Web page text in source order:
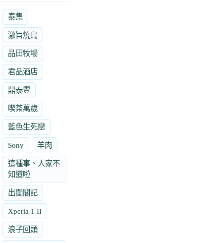
泰集
激旨燒鳥
品田牧場
君品酒店
鼎泰豐
喫茶萬歲
藍色生死戀
Sony 羊肉
這種事、人家不
知道啦
出閨閣記
Xperia 1 II
浪子回頭